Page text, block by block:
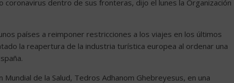
coronavirus dentro de sus fronteras, dijo el lunes la Organización
países a reimponer restricciones a los viajes en los últimos
la reapertura de la industria turística europea al ordenar una
de la Salud, Tedros Adhanom Ghebreyesus, en una